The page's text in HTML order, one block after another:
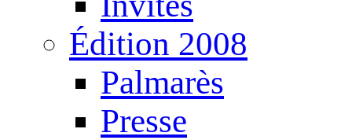
Édition 2008
Palmarès
Presse